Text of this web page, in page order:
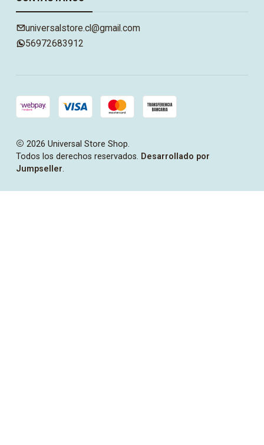
universalstore.cl@gmail.com
56972683912
2026 Universal Store Shop.
Todos los derechos reservados. Desarrollado por
Jumpseller.